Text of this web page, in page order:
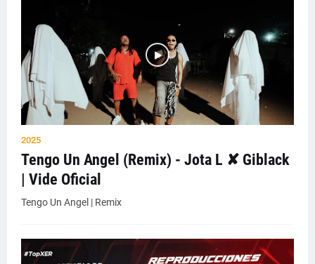
2025
Tengo Un Angel (Remix) - Jota L ✘ Giblack
| Vide Oficial
Tengo Un Angel | Remix